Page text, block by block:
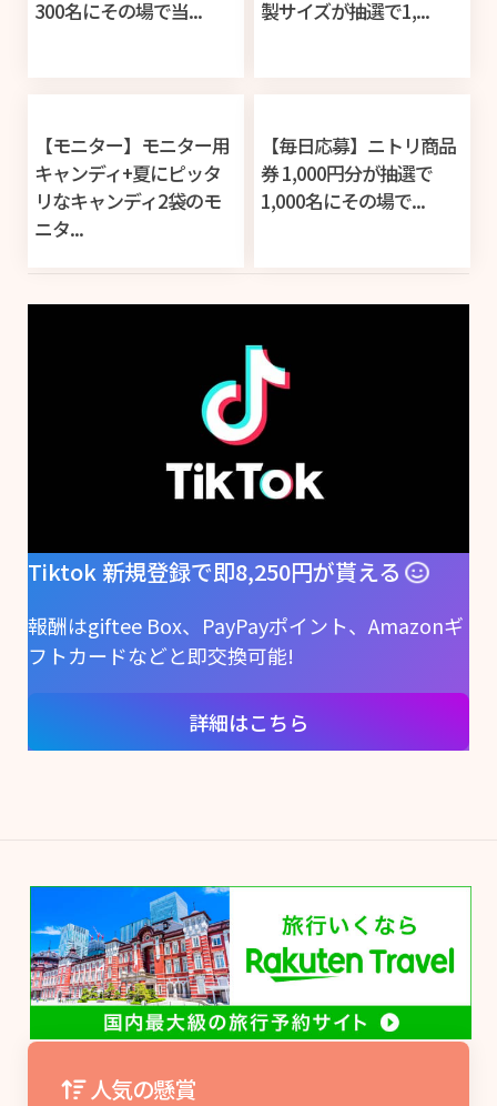
300名にその場で当... 製サイズが抽選で1,...
【モニター】モニター用
キャンディ+夏にピッタ
リなキャンディ2袋のモ
ニタ...
【毎日応募】ニトリ商品
券 1,000円分が抽選で
1,000名にその場で...
Tiktok 新規登録で即8,250円が貰える
報酬はgiftee Box、PayPayポイント、Amazonギ
フトカードなどと即交換可能!
詳細はこちら
人気の懸賞